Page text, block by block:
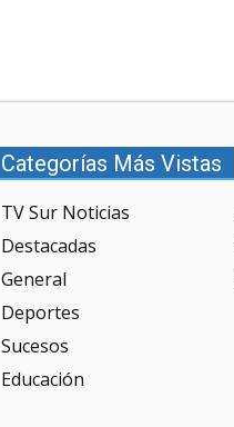
Categorías Más Vistas
TV Sur Noticias
Destacadas
General
Deportes
Sucesos
Educación